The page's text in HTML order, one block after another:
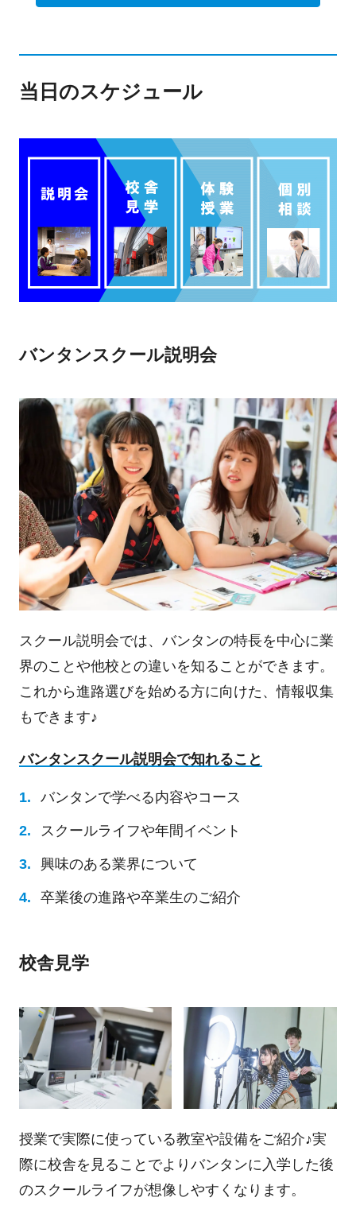
当日のスケジュール
バンタンスクール説明会
スクール説明会では、バンタンの特長を中心に業
界のことや他校との違いを知ることができます。
これから進路選びを始める方に向けた、情報収集
もできます♪
バンタンスクール説明会で知れること
バンタンで学べる内容やコース
スクールライフや年間イベント
興味のある業界について
卒業後の進路や卒業生のご紹介
校舎見学
授業で実際に使っている教室や設備をご紹介♪実
際に校舎を見ることでよりバンタンに入学した後
のスクールライフが想像しやすくなります。